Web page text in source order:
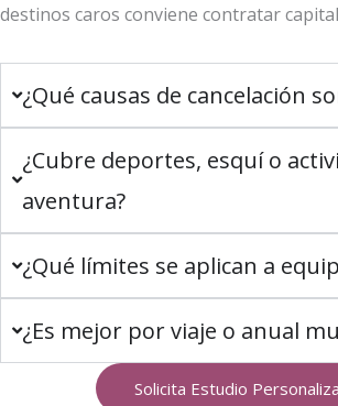
destinos caros conviene contratar
¿Qué causas de cancelación
¿Cubre deportes, esquí o
aventura?
¿Qué límites se aplican a
¿Es mejor por viaje o anual
Solicita Estudio